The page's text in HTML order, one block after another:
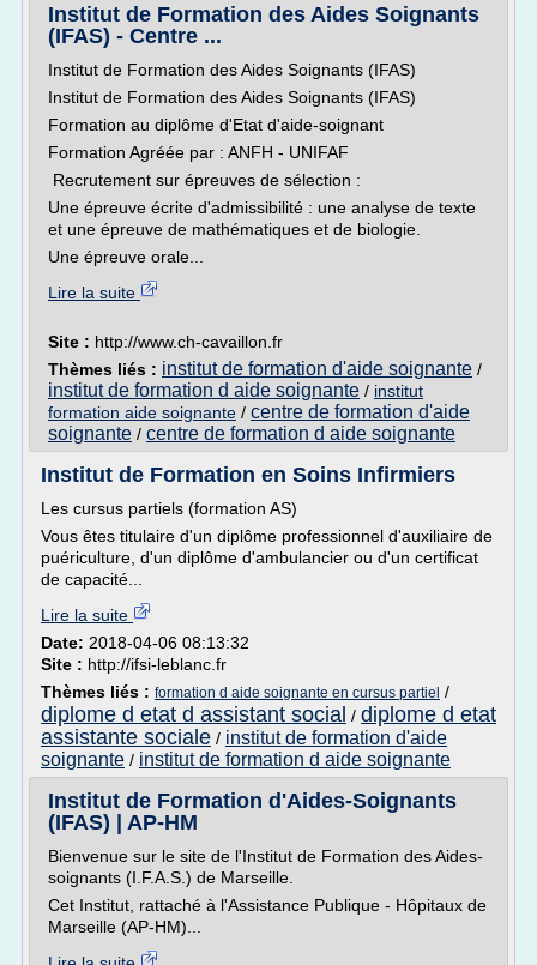
Institut de Formation des Aides Soignants
(IFAS) - Centre ...
Institut de Formation des Aides Soignants (IFAS)
Institut de Formation des Aides Soignants (IFAS)
Formation au diplôme d'Etat d'aide-soignant
Formation Agréée par : ANFH - UNIFAF
Recrutement sur épreuves de sélection :
Une épreuve écrite d'admissibilité : une analyse de texte
et une épreuve de mathématiques et de biologie.
Une épreuve orale...
Lire la suite
Site : http://www.ch-cavaillon.fr
Thèmes liés : institut de formation d'aide soignante /
institut de formation d aide soignante / institut
formation aide soignante / centre de formation d'aide
soignante / centre de formation d aide soignante
Institut de Formation en Soins Infirmiers
Les cursus partiels (formation AS)
Vous êtes titulaire d'un diplôme professionnel d'auxiliaire de
puériculture, d'un diplôme d'ambulancier ou d'un certificat
de capacité...
Lire la suite
Date: 2018-04-06 08:13:32
Site : http://ifsi-leblanc.fr
Thèmes liés : formation d aide soignante en cursus partiel /
diplome d etat d assistant social / diplome d etat
assistante sociale / institut de formation d'aide
soignante / institut de formation d aide soignante
Institut de Formation d'Aides-Soignants
(IFAS) | AP-HM
Bienvenue sur le site de l'Institut de Formation des Aides-
soignants (I.F.A.S.) de Marseille.
Cet Institut, rattaché à l'Assistance Publique - Hôpitaux de
Marseille (AP-HM)...